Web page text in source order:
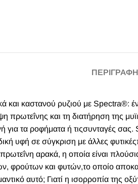
ΠΕΡΙΓΡΑΦΉ
και καστανού ρυζιού με Spectra®:
πρωτεΐνης και τη διατήρηση της
για τα ροφήματα ή τιςσυνταγές
υφή σε σύγκριση με άλλες
αρακά, η οποία είναι
φρούτων και φυτών,το οποίο
αυτό; Γιατί η ισορροπία